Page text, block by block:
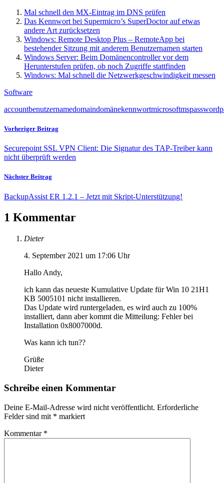
Mal schnell den MX-Eintrag im DNS prüfen
Das Kennwort bei Supermicro’s SuperDoctor auf etwas
andere Art zurücksetzen
Windows: Remote Desktop Plus – RemoteApp bei
bestehender Sitzung mit anderem Benutzernamen starten
Windows Server: Beim Domänencontroller vor dem
Herunterstufen prüfen, ob noch Zugriffe stattfinden
Windows: Mal schnell die Netzwerkgeschwindigkeit messen
Software
accountbenutzernamedomaindomänekennwortmicrosoftmspassword
Vorheriger Beitrag
Securepoint SSL VPN Client: Die Signatur des TAP-Treiber kann
nicht überprüft werden
Nächster Beitrag
BackupAssist ER 1.2.1 – Jetzt mit Skript-Unterstützung!
1 Kommentar
Dieter
4. September 2021 um 17:06 Uhr
Hallo Andy,
ich kann das neueste Kumulative Update für Win 10 21H1
KB 5005101 nicht installieren.
Das Update wird runtergeladen, es wird auch zu 100%
installiert, dann aber kommt die Mitteilung: Fehler bei
Installation 0x8007000d.
Was kann ich tun??
Grüße
Dieter
Schreibe einen Kommentar
Deine E-Mail-Adresse wird nicht veröffentlicht. Erforderliche
Felder sind mit * markiert
Kommentar *